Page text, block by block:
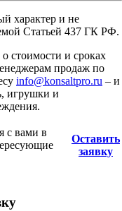
характер и не
Статьей 437 ГК РФ.
стоимости и сроках
продаж по
info@konsaltpro.ru – и
игрушки и
с вами в
Оставить
заявку